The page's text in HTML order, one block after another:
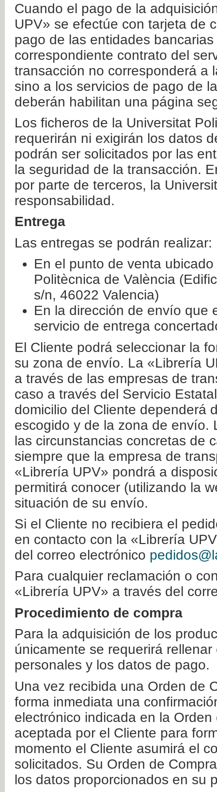
Cuando el pago de la
UPV» se efectúe con tarjeta de
pago de las entidades
correspondiente contrato del
transacción no corresponderá a
sino a los servicios de pago de
deberán habilitan una página
Los ficheros de la Universitat
requerirán ni exigirán los datos
podrán ser solicitados por las
la seguridad de la transacción.
por parte de terceros, la
responsabilidad.
Entrega
Las entregas se podrán realizar:
En el punto de venta
Politècnica de València
s/n, 46022 Valencia)
En la dirección de envío que
servicio de entrega
El Cliente podrá seleccionar la
su zona de envío. La «Librería
a través de las empresas de
caso a través del Servicio
domicilio del Cliente dependerá
escogido y de la zona de envío.
las circunstancias concretas de
siempre que la empresa de
«Librería UPV» pondrá a
permitirá conocer (utilizando la
situación de su envío.
Si el Cliente no recibiera el
en contacto con la «Librería
del correo electrónico
Para cualquier reclamación o
«Librería UPV» a través del
Procedimiento de compra
Para la adquisición de los
únicamente se requerirá
personales y los datos de pago.
Una vez recibida una Orden de
forma inmediata una
electrónico indicada en la
aceptada por el Cliente para
momento el Cliente asumirá el
solicitados. Su Orden de
los datos proporcionados en su